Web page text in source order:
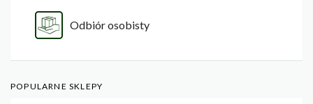
Odbiór osobisty
POPULARNE SKLEPY